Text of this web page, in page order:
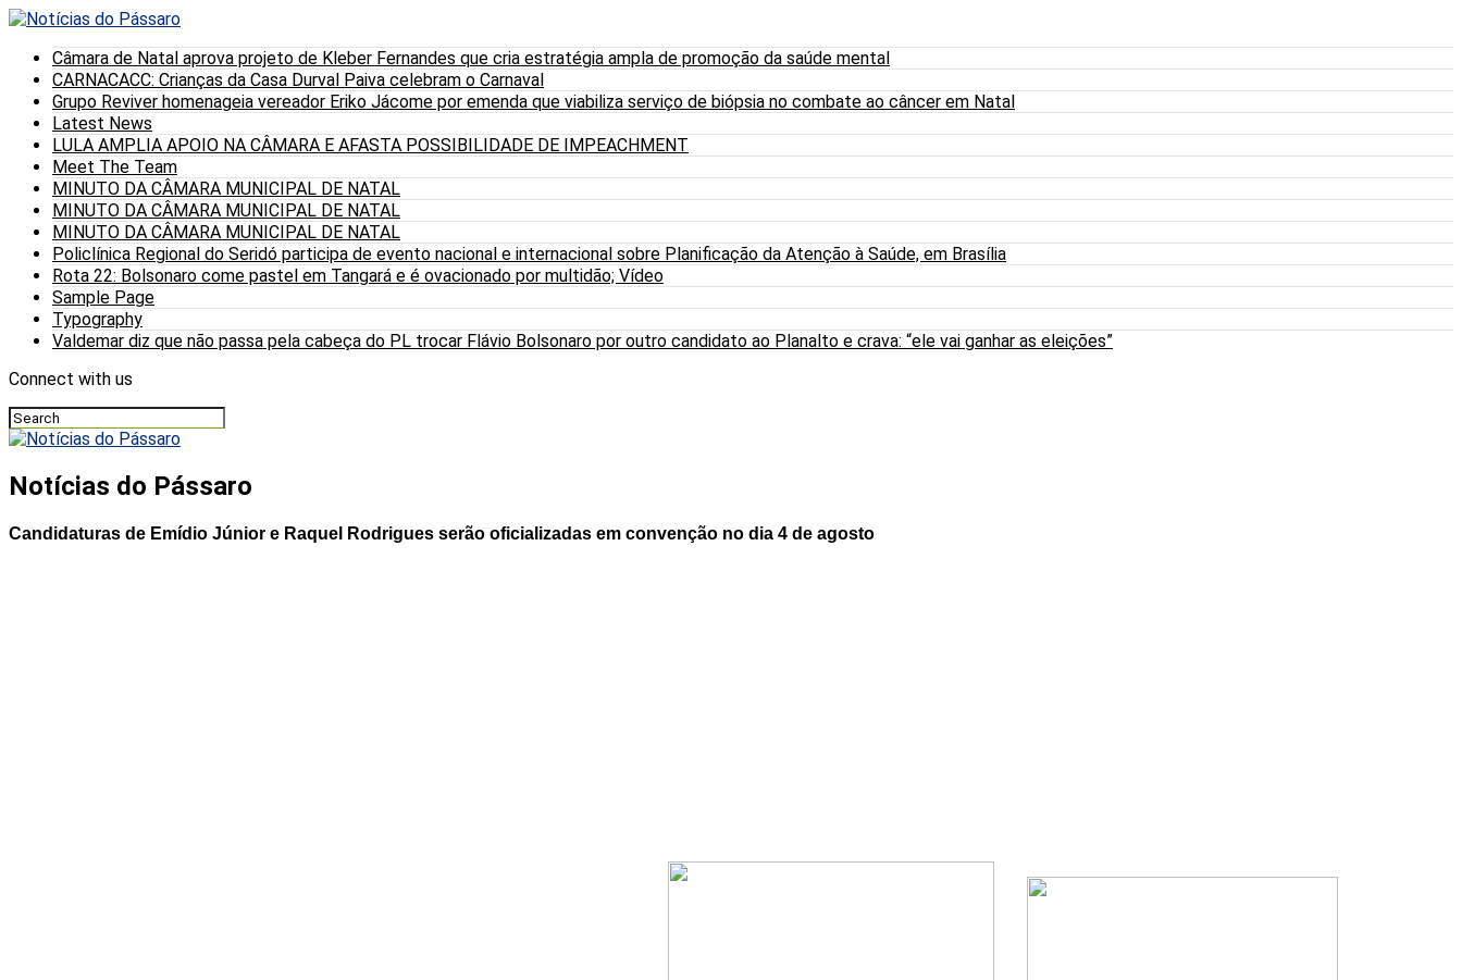
Câmara de Natal aprova projeto de Kleber Fernandes que cria estratégia ampla de promoção da saúde mental
CARNACACC: Crianças da Casa Durval Paiva celebram o Carnaval
Grupo Reviver homenageia vereador Eriko Jácome por emenda que viabiliza serviço de biópsia no combate ao câncer em Natal
Latest News
LULA AMPLIA APOIO NA CÂMARA E AFASTA POSSIBILIDADE DE IMPEACHMENT
Meet The Team
MINUTO DA CÂMARA MUNICIPAL DE NATAL
MINUTO DA CÂMARA MUNICIPAL DE NATAL
MINUTO DA CÂMARA MUNICIPAL DE NATAL
Policlínica Regional do Seridó participa de evento nacional e internacional sobre Planificação da Atenção à Saúde, em Brasília
Rota 22: Bolsonaro come pastel em Tangará e é ovacionado por multidão; Vídeo
Sample Page
Typography
Valdemar diz que não passa pela cabeça do PL trocar Flávio Bolsonaro por outro candidato ao Planalto e crava: “ele vai ganhar as eleições”
Connect with us
Notícias do Pássaro
Candidaturas de Emídio Júnior e Raquel Rodrigues serão oficializadas em convenção no dia 4 de agosto